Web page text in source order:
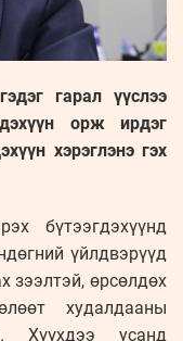
гарал үүслээ
орж ирдэг
хэрэглэнэ гэх
бүтээгдэхүүнд
үйлдвэрүүд
зээлтэй, өрсөлдөх
худалдааны
Хүүхдээ усанд